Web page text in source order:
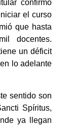
confirmó
el curso
que hasta
docentes.
un déficit
lo adelante
sentido son
Spíritus,
ya llegan